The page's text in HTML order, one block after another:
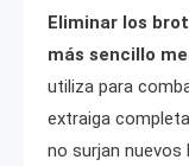
Eliminar los
más sencillo
utiliza para
extraiga
no surjan nuevos